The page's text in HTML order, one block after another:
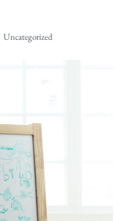
Uncategorized